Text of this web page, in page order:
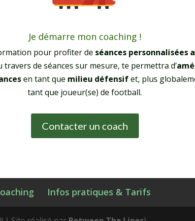
Je démarre mon coaching !
pour profiter de séances personnalisées
travers de séances sur mesure, te permettra d’
en tant que milieu défensifet, plus
tant que joueur(se) de football.
Contacter un coach
Infos pratiques & Tarifs